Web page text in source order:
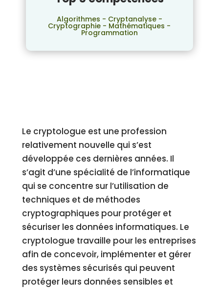
Algorithmes - Cryptanalyse -
Cryptographie - Mathématiques -
Programmation
Le cryptologue est une profession
relativement nouvelle qui s’est
développée ces dernières années. Il
s’agit d’une spécialité de l’informatique
qui se concentre sur l’utilisation de
techniques et de méthodes
cryptographiques pour protéger et
sécuriser les données informatiques. Le
cryptologue travaille pour les entreprises
afin de concevoir, implémenter et gérer
des systèmes sécurisés qui peuvent
protéger leurs données sensibles et